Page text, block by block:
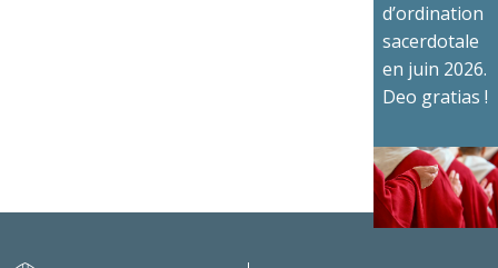
d’ordination
sacerdotale
en juin 2026.
Deo gratias !